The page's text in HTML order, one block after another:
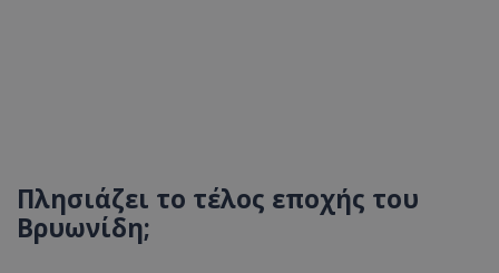
Πλησιάζει το τέλος εποχής του
Βρυωνίδη;